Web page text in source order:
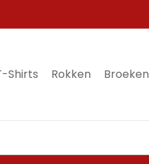
Shirts Rokken Broeken